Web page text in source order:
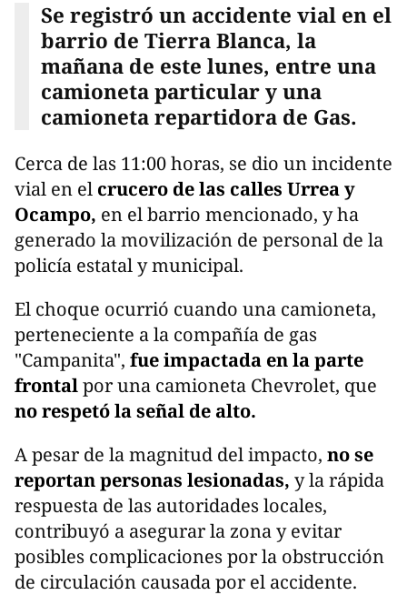
Se registró un accidente vial en el
barrio de Tierra Blanca, la
mañana de este lunes, entre una
camioneta particular y una
camioneta repartidora de Gas.
Cerca de las 11:00 horas, se dio un incidente
vial en el crucero de las calles Urrea y
Ocampo, en el barrio mencionado, y ha
generado la movilización de personal de la
policía estatal y municipal.
El choque ocurrió cuando una camioneta,
perteneciente a la compañía de gas
"Campanita", fue impactada en la parte
frontalpor una camioneta Chevrolet, que
no respetó la señal de alto.
A pesar de la magnitud del impacto, no se
reportan personas lesionadas, y la rápida
respuesta de las autoridades locales,
contribuyó a asegurar la zona y evitar
posibles complicaciones por la obstrucción
de circulación causada por el accidente.